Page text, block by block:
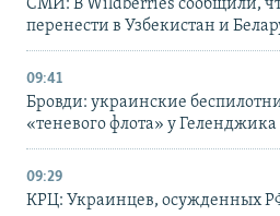
СМИ: В Wildberries сообщили,
перенести в Узбекистан и
09:41
Бровди: украинские
«теневого флота» у Геленджика
09:29
КРЦ: Украинцев, осужденных